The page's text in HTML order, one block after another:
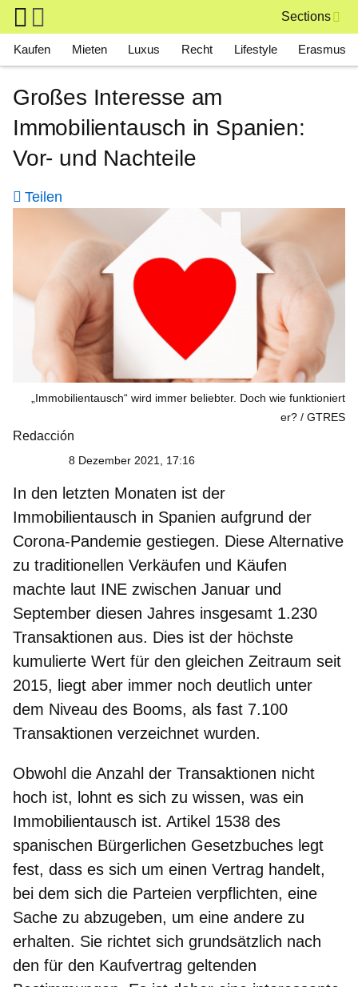
Skip to main content
Sections
Main navigation
Kaufen Mieten Luxus Recht Lifestyle Erasmus
Großes Interesse am
Immobilientausch in Spanien:
Vor- und Nachteile
Teilen
„Immobilientausch“ wird immer beliebter. Doch wie funktioniert
er?
GTRES
Redacción
8 Dezember 2021, 17:16
In den letzten Monaten ist der
Immobilientausch in Spanien aufgrund der
Corona-Pandemie gestiegen. Diese Alternative
zu traditionellen Verkäufen und Käufen
machte laut INE zwischen Januar und
September diesen Jahres insgesamt 1.230
Transaktionen aus. Dies ist der höchste
kumulierte Wert für den gleichen Zeitraum seit
2015, liegt aber immer noch deutlich unter
dem Niveau des Booms, als fast 7.100
Transaktionen verzeichnet wurden.
Obwohl die Anzahl der Transaktionen nicht
hoch ist, lohnt es sich zu wissen, was ein
Immobilientausch ist. Artikel 1538 des
spanischen Bürgerlichen Gesetzbuches legt
fest, dass es sich um einen Vertrag handelt,
bei dem sich die Parteien verpflichten, eine
Sache zu abzugeben, um eine andere zu
erhalten. Sie richtet sich grundsätzlich nach
den für den Kaufvertrag geltenden